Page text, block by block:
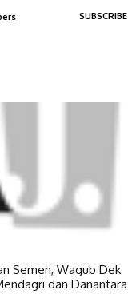
SUBSCRIBE
Semen, Wagub Dek
dan Danantara